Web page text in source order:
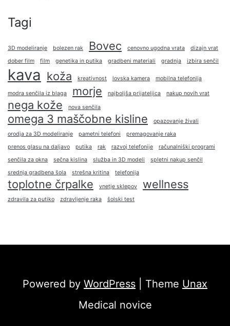
Tagi
3D modeliranje bolezen rak Bovec cenovno ugodna vrata
dizajn vrat
dober film
film genetika in putika gradbeni materiali gradnja izbira senčil
kava koža kreativnost lovska kamera mobilna telefonija
modra senčila iz blaga morje najboljša prijateljica nakup novih vrat
nega kože nova senčila
omega 3 maščobne kisline
opazovanje živali
orodja za 3D modeliranje
pametni telefoni
premagovanje raka
prenos glasu na daljavo
putika rak razvoj telefonije
računalniški programi
senčila za okna
sečna kislina služba in 3D modeli
spletni nakup senčil
srednja gradbena šola
strešna kritina telefonija
toplotne črpalke vnetje sklepov wellness
zdravila za putiko zdravljenje raka šolski test
Powered by WordPress | Theme Unax
Medical novice